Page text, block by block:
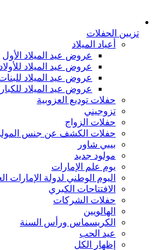
تزيين الحفلات
أعياد الميلاد
عروض عيد الميلاد الأول
عروض عيد الميلاد للأولاد
عروض عيد الميلاد
عروض عيد الميلاد للكبار
حفلات توديع العزوبية
تزوجيني
حفلات الزواج
حفلات الكشف عن جنس
بيبي شاور
مولود جديد
يوم علم الإمارات
اليوم الوطني لدولة الإمارات
الافتتاحات الكبري
حفلات الشركات
الهالويين
الكريسماس ورأس السنة
عيد الحب
إظهار الكل